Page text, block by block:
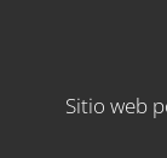
Sitio web